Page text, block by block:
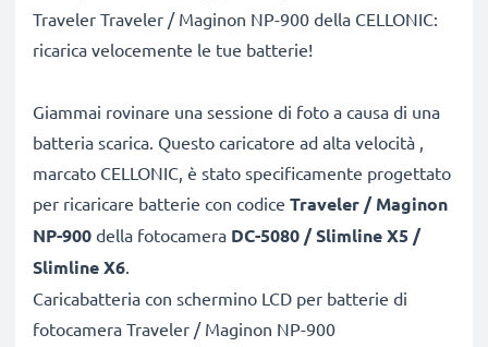
Traveler Traveler / Maginon NP-900 della CELLONIC:
ricarica velocemente le tue batterie!
Giammai rovinare una sessione di foto a causa di una
batteria scarica. Questo caricatore ad alta velocità ,
marcato CELLONIC, è stato specificamente progettato
per ricaricare batterie con codice Traveler / Maginon
NP-900 della fotocamera DC-5080 / Slimline X5 /
Slimline X6.
Caricabatteria con schermino LCD per batterie di
fotocamera Traveler / Maginon NP-900